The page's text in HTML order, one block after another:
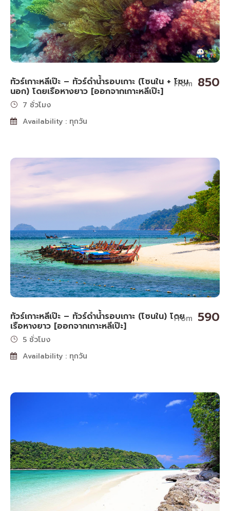
ทัวร์เกาะหลีเป๊ะ – ทัวร์ดำน้ำรอบเกาะ (โซนใน + โซน
นอก) โดยเรือหางยาว [ออกจากเกาะหลีเป๊ะ]
From 850
7 ชั่วโมง
Availability : ทุกวัน
ทัวร์เกาะหลีเป๊ะ – ทัวร์ดำน้ำรอบเกาะ (โซนใน) โดย
เรือหางยาว [ออกจากเกาะหลีเป๊ะ]
From 590
5 ชั่วโมง
Availability : ทุกวัน